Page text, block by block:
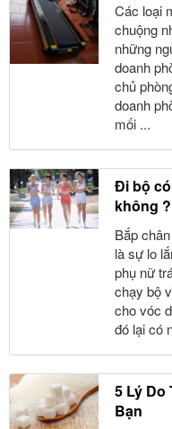
Các loại
chuộng
những
doanh
chủ
doanh
mối ...
Đi bộ
không ?
Bắp
là sự lo
phụ nữ
chạy bộ
cho vóc
đó lại có
5 Lý Do
Bạn